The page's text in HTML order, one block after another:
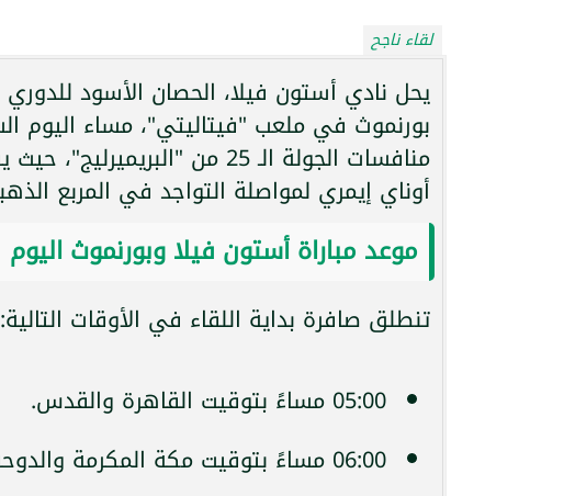
لقاء ناجح
يحل نادي أستون فيلا، الحصان الأسود
منافسات الجولة الـ 25 من
أوناي إيمري لمواصلة التواجد في المربع
موعد مباراة أستون فيلا وبورنموث اليوم
تنطلق صافرة بداية اللقاء في الأوقات التالية:
05:00 مساءً بتوقيت القاهرة والقدس.
06:00 مساءً بتوقيت مكة المكرمة والدوحة.